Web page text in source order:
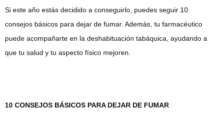
Si este año estás decidido a conseguirlo, puedes seguir 10
consejos básicos para dejar de fumar. Además, tu farmacéutico
puede acompañarte en la deshabituación tabáquica, ayudando a
que tu salud y tu aspecto físico mejoren.
10 CONSEJOS BÁSICOS PARA DEJAR DE FUMAR